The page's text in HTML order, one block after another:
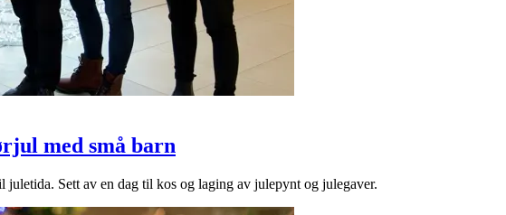
med små barn
Sett av en dag til kos og laging av julepynt og julegaver.